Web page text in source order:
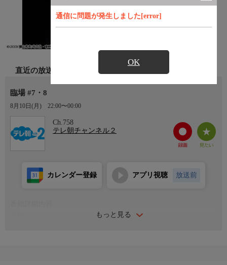
通信に問題が発生しました[error]
OK
直近の放送
臨場 #7・8
8月10日(月) 22:00〜00:00
Ch.758
テレ朝チャンネル２
もっと見る
カレンダー登録 アプリ視聴 放送前